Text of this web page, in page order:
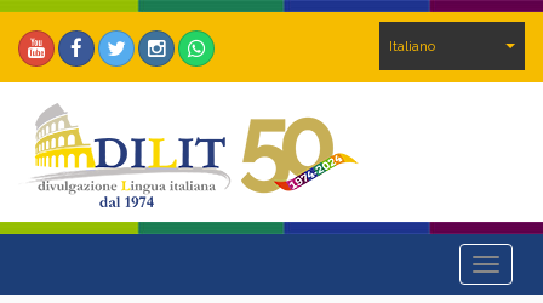
Italiano
Toggle